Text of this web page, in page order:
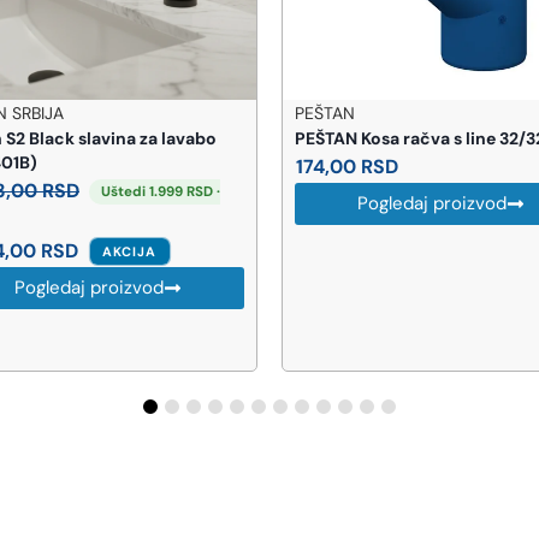
Kosa račva s line 32/32
Pogledaj proizvod
BEMETA
BEMETA Omega wc četka
(104113017)
4.730,00RSD
Pogledaj proizvod